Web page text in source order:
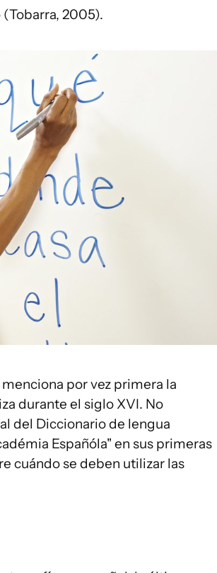
2005).
por vez primera la
durante el siglo XVI. No
del Diccionario de lengua
Españóla" en sus primeras
cuándo se deben utilizar las